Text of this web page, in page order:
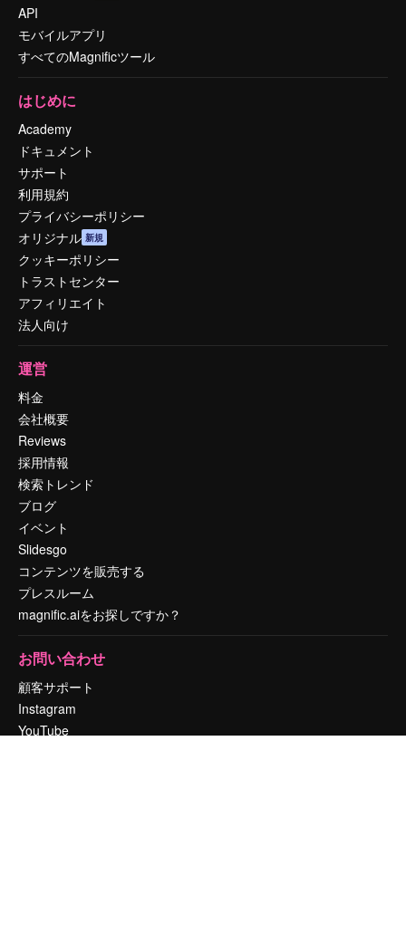
API
モバイルアプリ
すべてのMagnificツール
はじめに
Academy
ドキュメント
サポート
利用規約
プライバシーポリシー
オリジナル 新規
クッキーポリシー
トラストセンター
アフィリエイト
法人向け
運営
料金
会社概要
Reviews
採用情報
検索トレンド
ブログ
イベント
Slidesgo
コンテンツを販売する
プレスルーム
magnific.aiをお探しですか？
お問い合わせ
顧客サポート
Instagram
YouTube